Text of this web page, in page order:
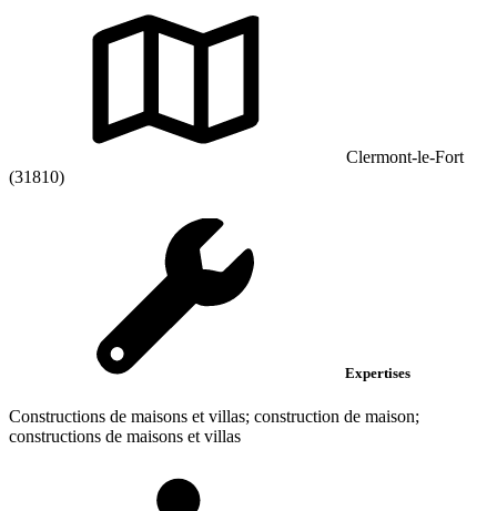
Clermont-le-Fort
(31810)
Expertises
Constructions de maisons et villas; construction de maison;
constructions de maisons et villas